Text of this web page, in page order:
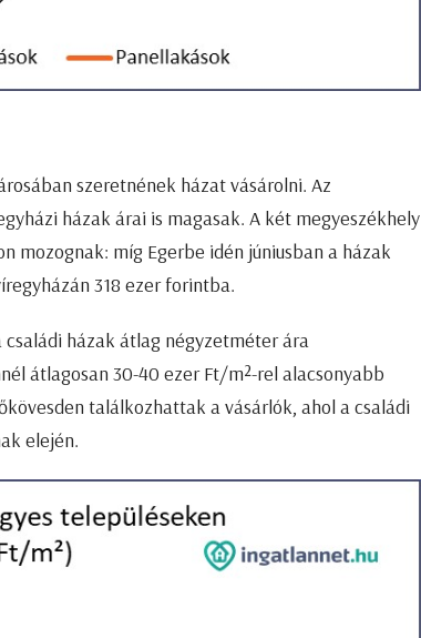
szeretnének házat vásárolni. Az
házak árai is magasak. A két megyeszékhely
mozognak: míg Egerbe idén júniusban a házak
318 ezer forintba.
házak átlag négyzetméter ára
átlagosan 30-40 ezer Ft/m²-rel alacsonyabb
találkozhattak a vásárlók, ahol a családi
elején.